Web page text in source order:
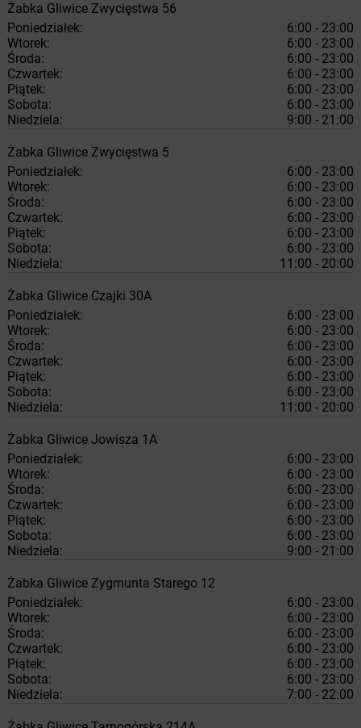
Żabka Gliwice Zwycięstwa 56
Poniedziałek:
6:00 - 23:00
Wtorek:
6:00 - 23:00
Środa:
6:00 - 23:00
Czwartek:
6:00 - 23:00
Piątek:
6:00 - 23:00
Sobota:
6:00 - 23:00
Niedziela:
9:00 - 21:00
Żabka Gliwice Zwycięstwa 5
Poniedziałek:
6:00 - 23:00
Wtorek:
6:00 - 23:00
Środa:
6:00 - 23:00
Czwartek:
6:00 - 23:00
Piątek:
6:00 - 23:00
Sobota:
6:00 - 23:00
Niedziela:
11:00 - 20:00
Żabka Gliwice Czajki 30A
Poniedziałek:
6:00 - 23:00
Wtorek:
6:00 - 23:00
Środa:
6:00 - 23:00
Czwartek:
6:00 - 23:00
Piątek:
6:00 - 23:00
Sobota:
6:00 - 23:00
Niedziela:
11:00 - 20:00
Żabka Gliwice Jowisza 1A
Poniedziałek:
6:00 - 23:00
Wtorek:
6:00 - 23:00
Środa:
6:00 - 23:00
Czwartek:
6:00 - 23:00
Piątek:
6:00 - 23:00
Sobota:
6:00 - 23:00
Niedziela:
9:00 - 21:00
Żabka Gliwice Zygmunta Starego 12
Poniedziałek:
6:00 - 23:00
Wtorek:
6:00 - 23:00
Środa:
6:00 - 23:00
Czwartek:
6:00 - 23:00
Piątek:
6:00 - 23:00
Sobota:
6:00 - 23:00
Niedziela:
7:00 - 22:00